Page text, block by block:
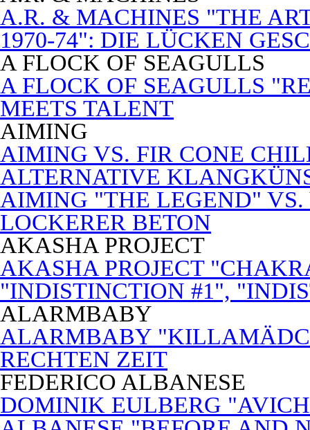
A.R. & MACHINES "THE
1970-74": DIE LÜCKEN
A FLOCK OF SEAGULLS
A FLOCK OF SEAGULLS
MEETS TALENT
AIMING
AIMING VS. FIR CONE
ALTERNATIVE
AIMING "THE LEGEND"
LOCKERER BETON
AKASHA PROJECT
AKASHA PROJECT
"INDISTINCTION #1",
ALARMBABY
ALARMBABY
RECHTEN ZEIT
FEDERICO ALBANESE
DOMINIK EULBERG